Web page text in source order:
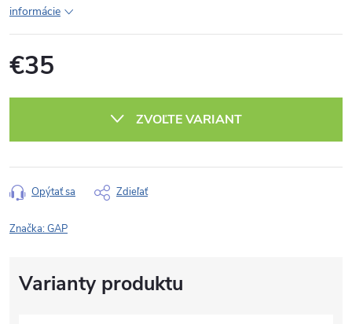
informácie
€35
ZVOĽTE VARIANT
Opýtať sa Zdieľať
Značka:GAP